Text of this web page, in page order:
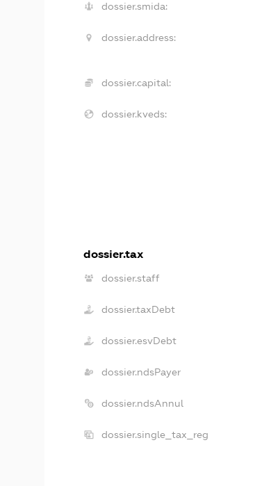
dossier.smida:
dossier.address:
dossier.capital:
dossier.kveds:
dossier.tax
dossier.staff
dossier.taxDebt
dossier.esvDebt
dossier.ndsPayer
dossier.ndsAnnul
dossier.single_tax_reg